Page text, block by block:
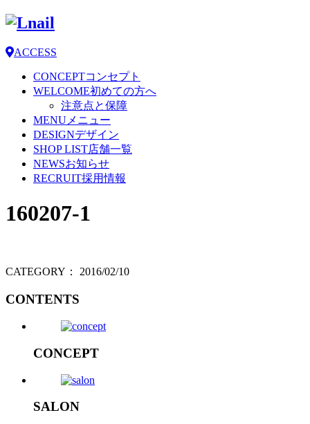
ACCESS
CONCEPTコンセプト
WELCOME初めての方へ
注意点と保障
MENU メニュー
DESIGNデザイン
SHOP LIST店舗一覧
NEWSお知らせ
RECRUIT採用情報
160207-1
CATEGORY： 2016/02/10
CONTENTS
CONCEPT
SALON